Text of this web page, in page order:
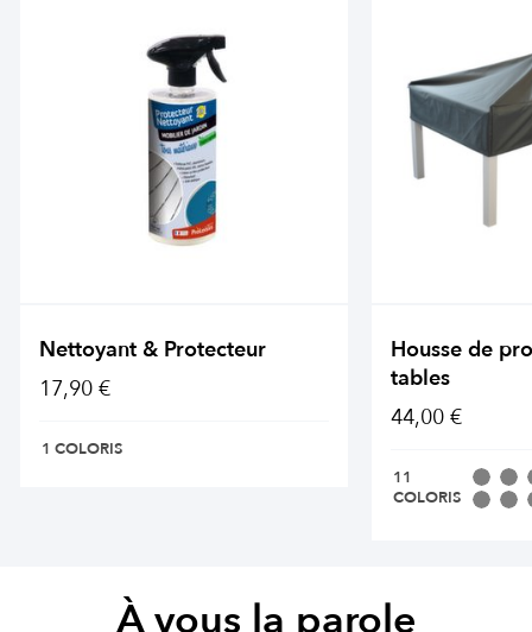
Nettoyant & Protecteur
17,90 €
1 COLORIS
Housse de
tables
44,00 €
11
COLORIS
À vous la parole